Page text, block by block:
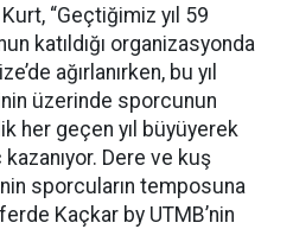
“Geçtiğimiz yıl 59
katıldığı organizasyonda
ağırlanırken, bu yıl
üzerinde sporcunun
her geçen yıl büyüyerek
Dere ve kuş
sporcuların temposuna
Kaçkar by UTMB’nin